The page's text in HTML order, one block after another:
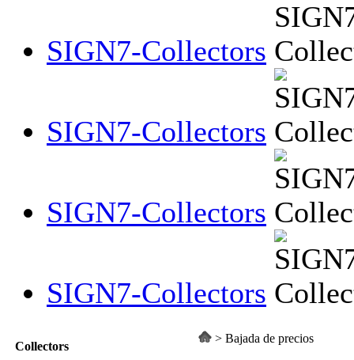
SIGN7-Collectors
SIGN7-Collectors
SIGN7-Collectors
SIGN7-Collectors
Collectors
> Bajada de precios